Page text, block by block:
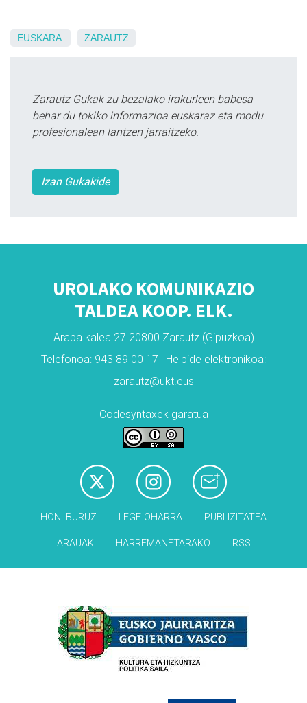
EUSKARA ZARAUTZ
Zarautz Gukak zu bezalako irakurleen babesa
behar du tokiko informazioa euskaraz eta modu
profesionalean lantzen jarraitzeko.
Izan Gukakide
UROLAKO KOMUNIKAZIO
TALDEA KOOP. ELK.
Araba kalea 27 20800 Zarautz (Gipuzkoa)
Telefonoa: 943 89 00 17 | Helbide elektronikoa:
zarautz@ukt.eus
Codesyntaxek garatua
HONI BURUZ LEGE OHARRA PUBLIZITATEA
ARAUAK HARREMANETARAKO RSS